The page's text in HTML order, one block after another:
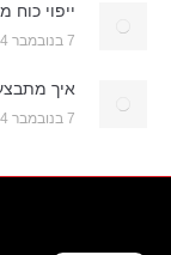
ייפוי
7 בנובמבר 2024
איך
7 בנובמבר 2024